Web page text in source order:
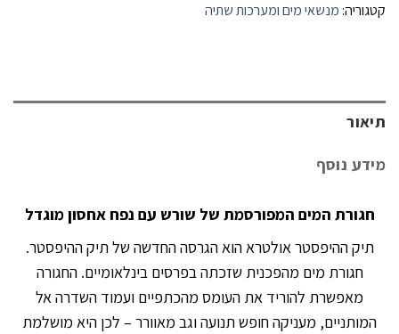
קטגוריה: מנשאי מים ומערכות שתיה
תיאור
מידע נוסף
חגורת המים המפורסמת של שורש עם נפח אחסון מוגדל
תיק ההיפסטר אולטרא הוא הגרסה החדשה של תיק ההיפסטר.
חגורת מים מהפכנית שזכתה בפרסים בינלאומיים. החגורה
מאפשרת להוריד את העומס מהכתפיים ועמוד השדרה אל
המותניים, מעניקה חופש תנועה וגב מאוורר – לכן היא מושלמת